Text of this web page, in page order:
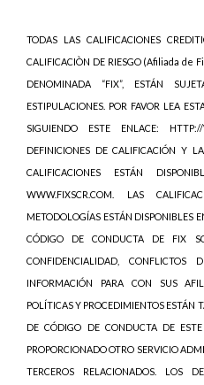
TODAS LAS CALIFICACIONES
CALIFICACIÒN DE RIESGO (Afiliada de
DENOMINADA “FIX”, ESTÁN
ESTIPULACIONES. POR FAVOR LEA
SIGUIENDO ESTE ENLACE:
DEFINICIONES DE CALIFICACIÓN Y
CALIFICACIONES ESTÁN
WWW.FIXSCR.COM. LAS
METODOLOGÍAS ESTÁN DISPONIBLES
CÓDIGO DE CONDUCTA DE FIX
CONFIDENCIALIDAD, CONFLICTOS
INFORMACIÓN PARA CON SUS
POLÍTICAS Y PROCEDIMIENTOS ESTÁN
DE CÓDIGO DE CONDUCTA DE
PROPORCIONADO OTRO SERVICIO
TERCEROS RELACIONADOS. LOS